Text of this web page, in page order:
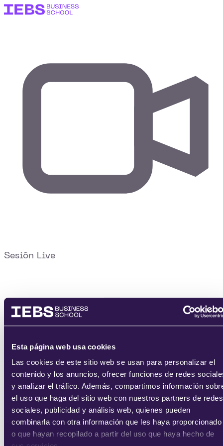
Esta página web usa cookies
Las cookies de este sitio web se usan para personalizar el
contenido y los anuncios, ofrecer funciones de redes
y analizar el tráfico. Además, compartimos información
el uso que haga del sitio web con nuestros partners de redes
sociales, publicidad y análisis web, quienes pueden
combinarla con otra información que les haya proporcionado
o que hayan recopilado a partir del uso que haya hecho de
Sesión Live